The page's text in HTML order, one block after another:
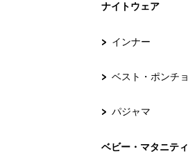
ナイトウェア
インナー
ベスト・ポンチョ
パジャマ
ベビー・マタニティ